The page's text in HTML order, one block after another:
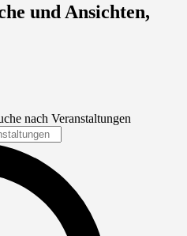
und Ansichten,
nach Veranstaltungen